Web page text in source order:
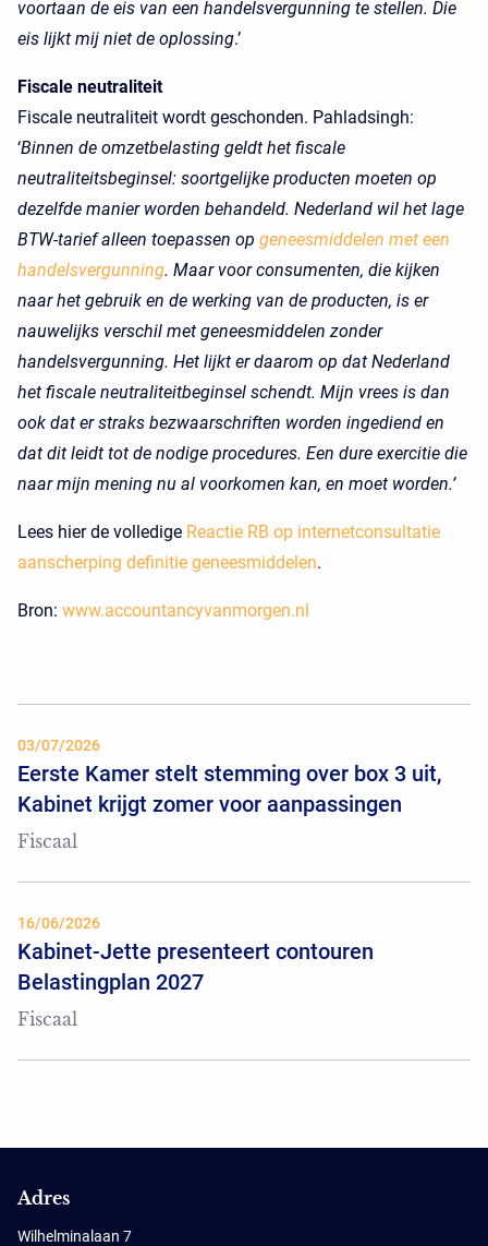
voortaan de eis van een handelsvergunning te stellen. Die
eis lijkt mij niet de oplossing.’
Fiscale neutraliteit
Fiscale neutraliteit wordt geschonden. Pahladsingh:
‘Binnen de omzetbelasting geldt het fiscale
neutraliteitsbeginsel: soortgelijke producten moeten op
dezelfde manier worden behandeld. Nederland wil het lage
BTW-tarief alleen toepassen op geneesmiddelen met een
handelsvergunning. Maar voor consumenten, die kijken
naar het gebruik en de werking van de producten, is er
nauwelijks verschil met geneesmiddelen zonder
handelsvergunning. Het lijkt er daarom op dat Nederland
het fiscale neutraliteitbeginsel schendt. Mijn vrees is dan
ook dat er straks bezwaarschriften worden ingediend en
dat dit leidt tot de nodige procedures. Een dure exercitie die
naar mijn mening nu al voorkomen kan, en moet worden.’
Lees hier de volledige Reactie RB op internetconsultatie
aanscherping definitie geneesmiddelen.
Bron: www.accountancyvanmorgen.nl
03/07/2026
Eerste Kamer stelt stemming over box 3 uit,
Kabinet krijgt zomer voor aanpassingen
Fiscaal
16/06/2026
Kabinet-Jette presenteert contouren
Belastingplan 2027
Fiscaal
Adres
Wilhelminalaan 7